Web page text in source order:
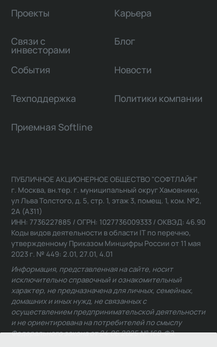
Проекты
Связи с
инвесторами
Карьера
Блог
События Новости
Техподдержка Политики компании
Приемная Softline
ПУБЛИЧНОЕ АКЦИОНЕРНОЕ ОБЩЕСТВО "СОФТЛАЙН"
г. Москва, вн.тер. г. муниципальный округ Хамовники,
ул Льва Толстого, д. 5, стр. 1, этаж 3, помещ. 1, ком. №2,
2А (А311)
ИНН: 7736227885 / ОГРН: 1027736009333 / ОКВЭД: 46.90
Коды видов деятельности в области IT по перечню,
утвержденному Приказом Минцифры России от 11 мая
2023 г. № 449: 2.01, 27.01, 4.01
Информация, представленная на сайте, носит
исключительно справочный и ознакомительный
характер, не предназначена для личных, семейных,
домашних и иных нужд, не связанных с
осуществлением предпринимательской деятельности
и не ориентирована на потребителей по смыслу
Федерального закона от 24.06.2025 № 168-ФЗ.